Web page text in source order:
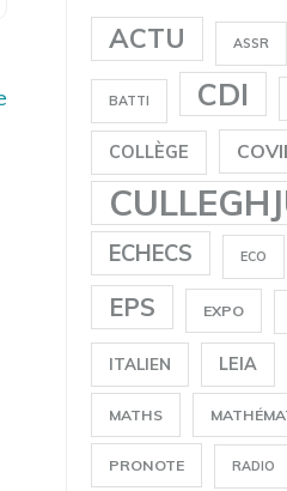
ACTU ASSR
BATTI CDI
COLLÈGE
ECHECS ECO
EPS EXPO
ITALIEN LEIA
MATHS
PRONOTE RADIO